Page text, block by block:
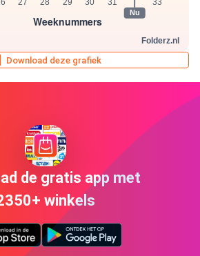
Download deze grafiek
de gratis app met
winkels